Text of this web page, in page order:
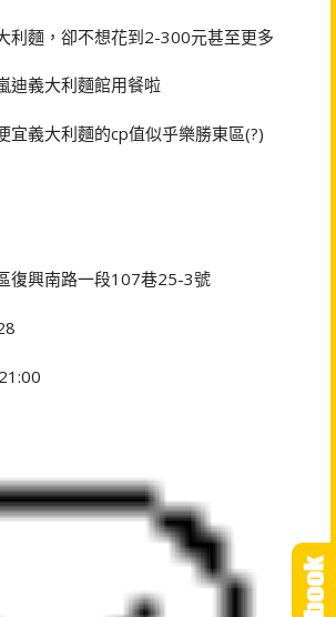
利麵，卻不想花到2-300元甚至更多
迪義大利麵館用餐啦
宜義大利麵的cp值似乎樂勝東區(?)
復興南路一段107巷25-3號